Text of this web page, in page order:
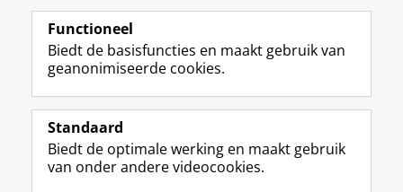
Volg de RUG
F
a
e
b
L
i
k
e
R
S
-
f
I
n
t
Y
o
T
Studiekiezers
Functioneel
Biedt de basisfuncties en maakt gebruik van
geanonimiseerde cookies.
Standaard
Biedt de optimale werking en maakt gebruik
van onder andere videocookies.